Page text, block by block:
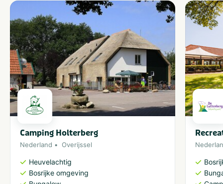
Camping Holterberg
Nederland Overijssel
Heuvelachtig
Bosrijke omgeving